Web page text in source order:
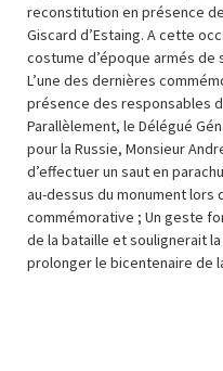
reconstitution en présence
Giscard d’Estaing. A cette
costume d’époque armés
L’une des dernières
présence des responsables
Parallèlement, le Délégué
pour la Russie, Monsieur
d’effectuer un saut en
au-dessus du monument lors
commémorative ; Un geste
de la bataille et soulignerait
prolonger le bicentenaire de